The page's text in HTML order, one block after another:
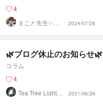
4
まこと先生✨未
来を照らすお悩
み相談室
2024/07/26
🌿ブログ休止のお知らせ🌿
コラム
4
Tea Tree Lightho
2021/06/26